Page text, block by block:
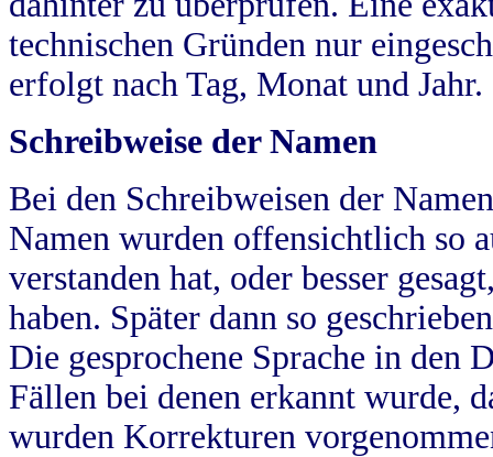
technischen Gründen nur
erfolgt nach Tag, Monat und Jahr.
Schreibweise der Namen
Bei den Schreibweisen der
Namen wurden offensichtlich so
verstanden hat, oder besser
haben. Später dann so
Die gesprochene Sprache in
Fällen bei denen erkannt wurde,
wurden Korrekturen